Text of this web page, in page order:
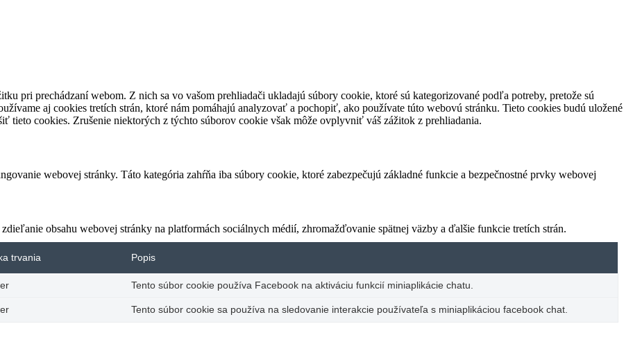
pri prechádzaní webom. Z nich sa vo vašom prehliadači ukladajú súbory cookie, ktoré sú kategorizované podľa potreby, pretože sú
aj cookies tretích strán, ktoré nám pomáhajú analyzovať a pochopiť, ako používate túto webovú stránku. Tieto cookies budú uložené
tieto cookies. Zrušenie niektorých z týchto súborov cookie však môže ovplyvniť váš zážitok z prehliadania.
webovej stránky. Táto kategória zahŕňa iba súbory cookie, ktoré zabezpečujú základné funkcie a bezpečnostné prvky webovej
obsahu webovej stránky na platformách sociálnych médií, zhromažďovanie spätnej väzby a ďalšie funkcie tretích strán.
trvania Popis
Tento súbor cookie používa Facebook na aktiváciu funkcií miniaplikácie chatu.
Tento súbor cookie sa používa na sledovanie interakcie používateľa s miniaplikáciou facebook chat.